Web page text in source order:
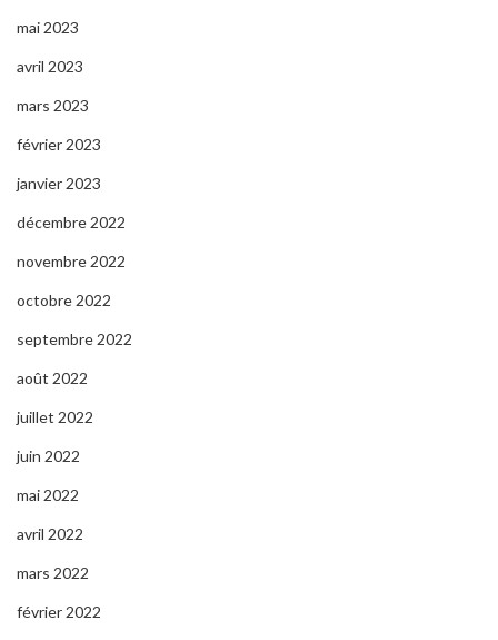
mai 2023
avril 2023
mars 2023
février 2023
janvier 2023
décembre 2022
novembre 2022
octobre 2022
septembre 2022
août 2022
juillet 2022
juin 2022
mai 2022
avril 2022
mars 2022
février 2022